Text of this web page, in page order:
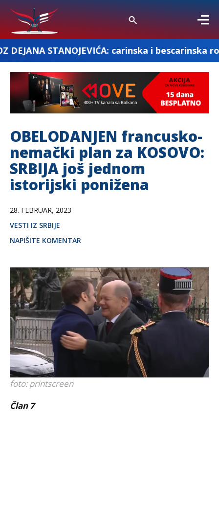
carinska i bescarinska roba
OBELODANJEN francusko-
nemački plan za KOSOVO:
SRBIJA još jednom
istorijski ponižena
28. FEBRUAR, 2023
VESTI IZ SRBIJE
NAPIŠITE KOMENTAR
foto: printscreen
Član 7